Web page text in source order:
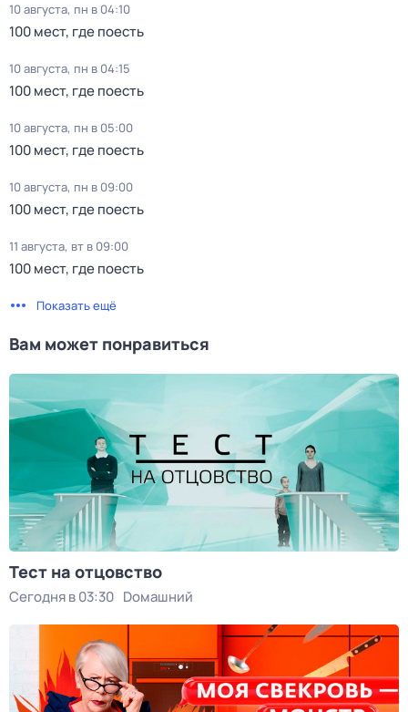
10 августа, пн в 04:10
100 мест, где поесть
10 августа, пн в 04:15
100 мест, где поесть
10 августа, пн в 05:00
100 мест, где поесть
10 августа, пн в 09:00
100 мест, где поесть
11 августа, вт в 09:00
100 мест, где поесть
Показать ещё
Вам может понравиться
Тест на отцовство
Сегодня в 03:30 Dомашний